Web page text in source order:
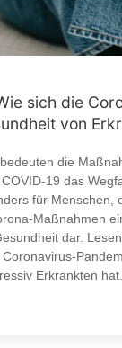
sich die
von
die
19 das
für Menschen,
Maßnahmen
dar.
Erkrankten hat.